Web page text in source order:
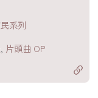
系列
片頭曲 OP